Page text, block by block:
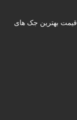
بهترین جک های